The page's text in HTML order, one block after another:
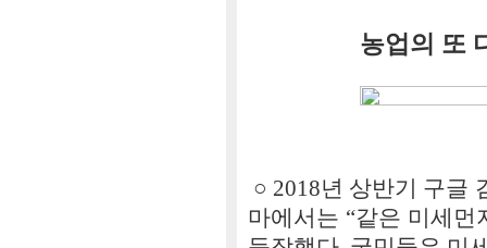
농업의 또
○ 2018년 상반기 구글
마에서는 “같은 미세